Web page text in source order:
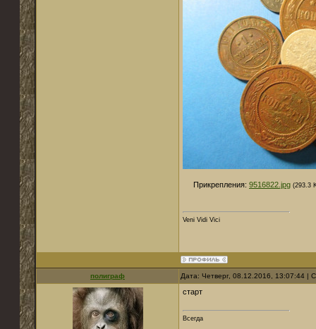
Прикрепления: 9516822.jpg (293.3
Veni Vidi Vici
полиграф Дата: Четверг, 08.12.2016, 13:07:44 |
старт
Всегда